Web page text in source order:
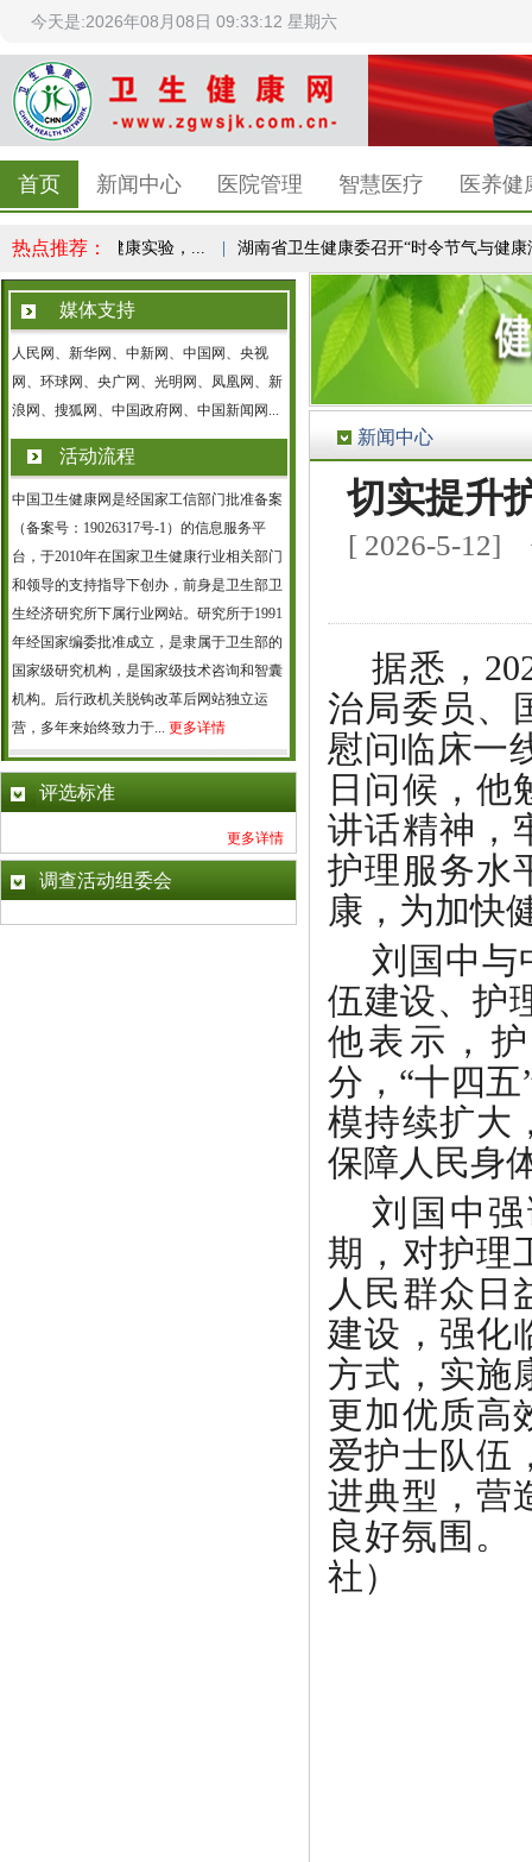
今天是:2026年08月08日 09:33:12 星期六
首页 新闻中心 医院管理 智慧医疗 医养健
热点推荐：
心：1亿人健康实验，... 湖南省卫生健康委召开“时令节气与健康
媒体支持
人民网、新华网、中新网、中国网、央视
网、环球网、央广网、光明网、凤凰网、新
浪网、搜狐网、中国政府网、中国新闻网...
活动流程
中国卫生健康网是经国家工信部门批准备案
（备案号：19026317号-1）的信息服务平
台，于2010年在国家卫生健康行业相关部门
和领导的支持指导下创办，前身是卫生部卫
生经济研究所下属行业网站。研究所于1991
年经国家编委批准成立，是隶属于卫生部的
国家级研究机构，是国家级技术咨询和智囊
机构。后行政机关脱钩改革后网站独立运
营，多年来始终致力于... 更多详情
评选标准
更多详情
调查活动组委会
新闻中心
切实提升
[ 2026-5-12]
据悉，
治局委员、
慰问临床一
日问候，他
讲话精神，
护理服务水
康，为加快
刘国中与
伍建设、护
他表示，
分，“十四
模持续扩大
保障人民身
刘国中
期，对护理
人民群众日
建设，强化
方式，实施
更加优质高
爱护士队伍
进典型，营
良好氛围。
社）